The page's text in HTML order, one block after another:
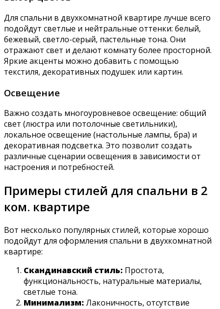
Для спальни в двухкомнатной квартире лучше всего
подойдут светлые и нейтральные оттенки: белый,
бежевый, светло-серый, пастельные тона. Они
отражают свет и делают комнату более просторной.
Яркие акценты можно добавить с помощью
текстиля, декоративных подушек или картин.
Освещение
Важно создать многоуровневое освещение: общий
свет (люстра или потолочные светильники),
локальное освещение (настольные лампы, бра) и
декоративная подсветка. Это позволит создать
различные сценарии освещения в зависимости от
настроения и потребностей.
Примеры стилей для спальни в 2
ком. квартире
Вот несколько популярных стилей, которые хорошо
подойдут для оформления спальни в двухкомнатной
квартире:
Скандинавский стиль: Простота,
функциональность, натуральные материалы,
светлые тона.
Минимализм: Лаконичность, отсутствие